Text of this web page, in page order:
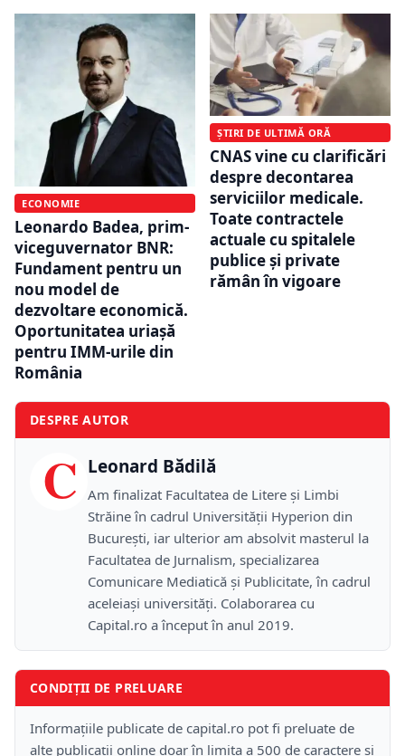
ECONOMIE
Leonardo Badea, prim-
viceguvernator BNR:
Fundament pentru un
nou model de
dezvoltare economică.
Oportunitatea uriașă
pentru IMM-urile din
România
ȘTIRI DE ULTIMĂ ORĂ
CNAS vine cu clarificări
despre decontarea
serviciilor medicale.
Toate contractele
actuale cu spitalele
publice și private
rămân în vigoare
DESPRE AUTOR
C Leonard Bădilă
Am finalizat Facultatea de Litere și Limbi
Străine în cadrul Universității Hyperion din
București, iar ulterior am absolvit masterul la
Facultatea de Jurnalism, specializarea
Comunicare Mediatică și Publicitate, în cadrul
aceleiași universități. Colaborarea cu
Capital.ro a început în anul 2019.
CONDIȚII DE PRELUARE
Informațiile publicate de capital.ro pot fi preluate de
alte publicații online doar în limita a 500 de caractere și